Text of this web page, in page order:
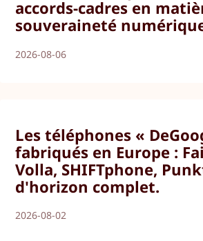
accords-cadres en
souveraineté
2026-08-06
Les téléphones «
fabriqués en Europe :
Volla, SHIFTphone,
d'horizon complet.
2026-08-02